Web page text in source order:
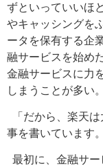
ずといっていいほ
やキャッシングを
ータを保有する企
融サービスを始め
金融サービスに力
しまうことが多い。
「だから、楽天
事を書いています。
最初に、金融サ